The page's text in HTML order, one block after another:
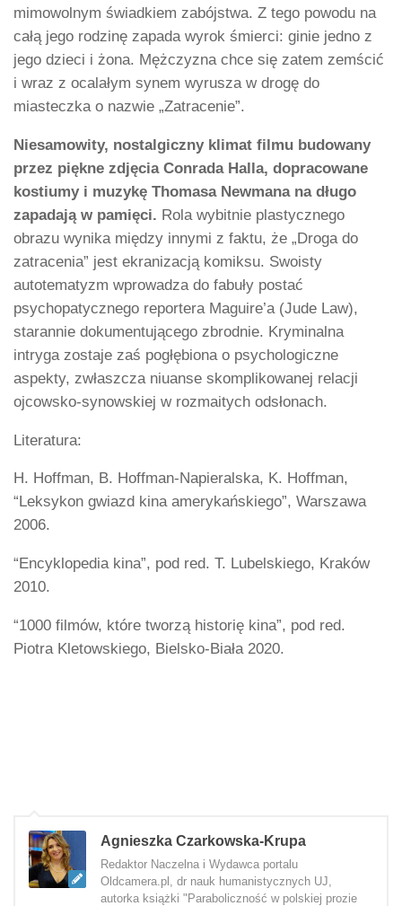
mimowolnym świadkiem zabójstwa. Z tego powodu na
całą jego rodzinę zapada wyrok śmierci: ginie jedno z
jego dzieci i żona. Mężczyzna chce się zatem zemścić
i wraz z ocalałym synem wyrusza w drogę do
miasteczka o nazwie „Zatracenie”.
Niesamowity, nostalgiczny klimat filmu budowany
przez piękne zdjęcia Conrada Halla, dopracowane
kostiumy i muzykę Thomasa Newmana na długo
zapadają w pamięci. Rola wybitnie plastycznego
obrazu wynika między innymi z faktu, że „Droga do
zatracenia” jest ekranizacją komiksu. Swoisty
autotematyzm wprowadza do fabuły postać
psychopatycznego reportera Maguire’a (Jude Law),
starannie dokumentującego zbrodnie. Kryminalna
intryga zostaje zaś pogłębiona o psychologiczne
aspekty, zwłaszcza niuanse skomplikowanej relacji
ojcowsko-synowskiej w rozmaitych odsłonach.
Literatura:
H. Hoffman, B. Hoffman-Napieralska, K. Hoffman,
“Leksykon gwiazd kina amerykańskiego”, Warszawa
2006.
“Encyklopedia kina”, pod red. T. Lubelskiego, Kraków
2010.
“1000 filmów, które tworzą historię kina”, pod red.
Piotra Kletowskiego, Bielsko-Biała 2020.
Agnieszka Czarkowska-Krupa
Redaktor Naczelna i Wydawca portalu
Oldcamera.pl, dr nauk humanistycznych UJ,
autorka książki "Paraboliczność w polskiej prozie